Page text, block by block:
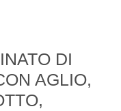
DI
AGLIO,